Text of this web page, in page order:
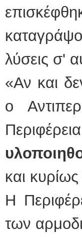
λύσεις σ'
«Αν και
ο
και κυρίως
Η
των